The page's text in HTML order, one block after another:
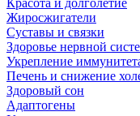
Красота и долголетие
Жиросжигатели
Суставы и связки
Здоровье нервной
Укрепление
Печень и снижение
Здоровый сон
Адаптогены